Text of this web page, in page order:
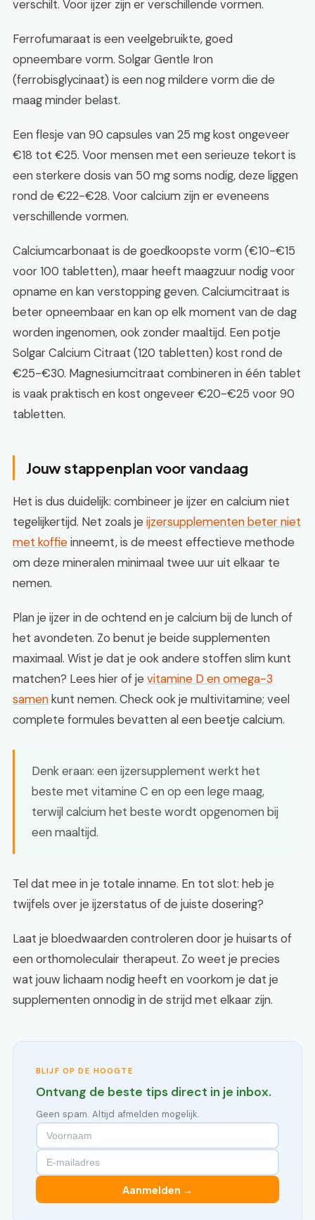
verschilt. Voor ijzer zijn er verschillende vormen.
Ferrofumaraat is een veelgebruikte, goed
opneembare vorm. Solgar Gentle Iron
(ferrobisglycinaat) is een nog mildere vorm die de
maag minder belast.
Een flesje van 90 capsules van 25 mg kost ongeveer
€18 tot €25. Voor mensen met een serieuze tekort is
een sterkere dosis van 50 mg soms nodig, deze liggen
rond de €22-€28. Voor calcium zijn er eveneens
verschillende vormen.
Calciumcarbonaat is de goedkoopste vorm (€10-€15
voor 100 tabletten), maar heeft maagzuur nodig voor
opname en kan verstopping geven. Calciumcitraat is
beter opneembaar en kan op elk moment van de dag
worden ingenomen, ook zonder maaltijd. Een potje
Solgar Calcium Citraat (120 tabletten) kost rond de
€25-€30. Magnesiumcitraat combineren in één tablet
is vaak praktisch en kost ongeveer €20-€25 voor 90
tabletten.
Jouw stappenplan voor vandaag
Het is dus duidelijk: combineer je ijzer en calcium niet
tegelijkertijd. Net zoals je ijzersupplementen beter niet
met koffieinneemt, is de meest effectieve methode
om deze mineralen minimaal twee uur uit elkaar te
nemen.
Plan je ijzer in de ochtend en je calcium bij de lunch of
het avondeten. Zo benut je beide supplementen
maximaal. Wist je dat je ook andere stoffen slim kunt
matchen? Lees hier of je vitamine D en omega-3
samenkunt nemen. Check ook je multivitamine; veel
complete formules bevatten al een beetje calcium.
Denk eraan: een ijzersupplement werkt het
beste met vitamine C en op een lege maag,
terwijl calcium het beste wordt opgenomen bij
een maaltijd.
Tel dat mee in je totale inname. En tot slot: heb je
twijfels over je ijzerstatus of de juiste dosering?
Laat je bloedwaarden controleren door je huisarts of
een orthomoleculair therapeut. Zo weet je precies
wat jouw lichaam nodig heeft en voorkom je dat je
supplementen onnodig in de strijd met elkaar zijn.
BLIJF OP DE HOOGTE
Ontvang de beste tips direct in je inbox.
Geen spam. Altijd afmelden mogelijk.
Aanmelden →